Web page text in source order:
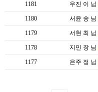
1181 우진 이 님
1180 서윤 송 님
1179 서현 최 님
1178 지민 장 님
1177 은주 정 님